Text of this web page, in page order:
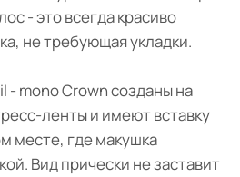
- это всегда красиво
не требующая укладки.
- mono Crown созданы на
ленты и имеют вставку
месте, где макушка
Вид прически не заставит